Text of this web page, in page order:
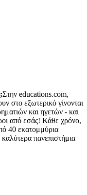
Στην educations.com,
στο εξωτερικό γίνονται
και ηγετών - και
από εσάς! Κάθε χρόνο,
40 εκατομμύρια
πανεπιστήμια